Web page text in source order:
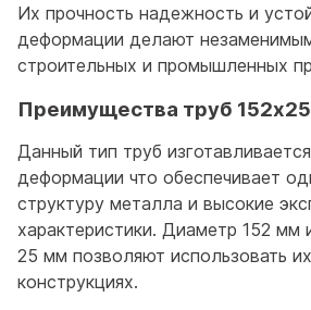
Их прочность надежность и
деформации делают
строительных и промышленных
Преимущества труб
Данный тип труб
деформации что обеспечивает
структуру металла и высокие
характеристики. Диаметр 152 мм
25 мм позволяют использовать
конструкциях.